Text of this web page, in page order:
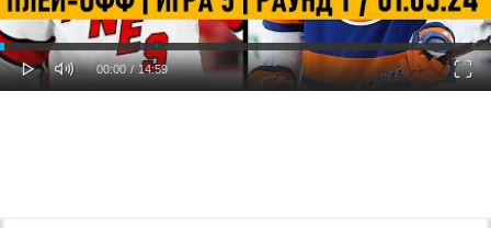
Play Mute
Current
00:00 / Duration
14:59